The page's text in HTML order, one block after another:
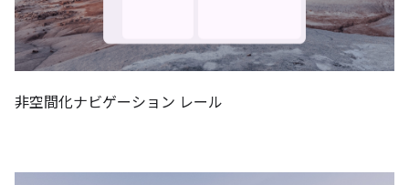
非空間化ナビゲーション レール